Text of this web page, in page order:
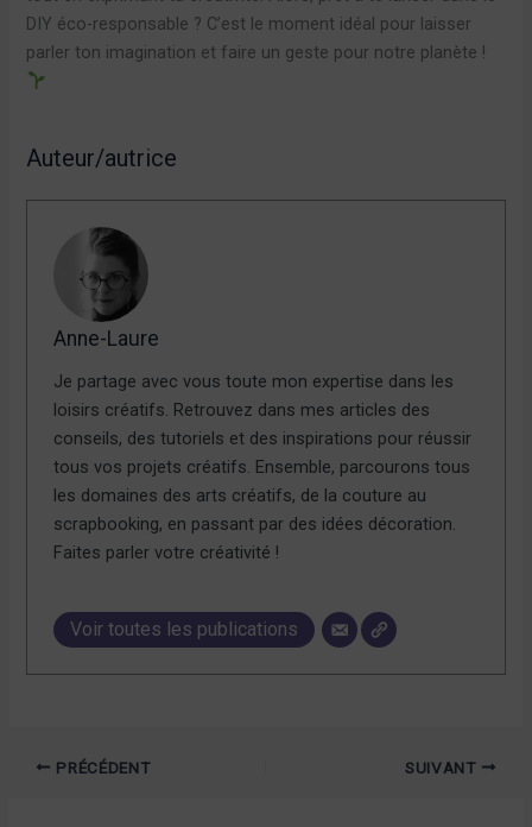
DIY éco-responsable ? C’est le moment idéal pour laisser
parler ton imagination et faire un geste pour notre planète !
Auteur/autrice
Anne-Laure
Je partage avec vous toute mon expertise dans les
loisirs créatifs. Retrouvez dans mes articles des
conseils, des tutoriels et des inspirations pour réussir
tous vos projets créatifs. Ensemble, parcourons tous
les domaines des arts créatifs, de la couture au
scrapbooking, en passant par des idées décoration.
Faites parler votre créativité !
Voir toutes les publications
PRÉCÉDENT SUIVANT